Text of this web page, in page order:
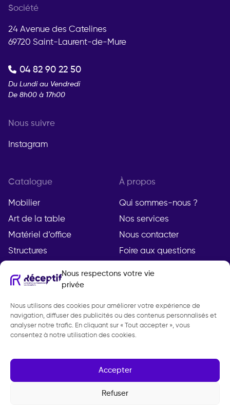
Nous respectons votre vie
privée
Nous utilisons des cookies pour améliorer votre expérience de
navigation, diffuser des publicités ou des contenus personnalisés et
analyser notre trafic. En cliquant sur « Tout accepter », vous
consentez à notre utilisation des cookies.
Accepter
Refuser
Société
24 Avenue des Catelines
69720 Saint-Laurent-de-Mure
04 82 90 22 50
Du Lundi au Vendredi
De 8h00 à 17h00
Nous suivre
Instagram
Catalogue
Mobilier
Art de la table
Matériel d’office
Structures
À propos
Qui sommes-nous ?
Nos services
Nous contacter
Foire aux questions
Compte
Mon compte
Demande de devis
Mentions légales
Politique de
confidentialité
Gestion des cookies